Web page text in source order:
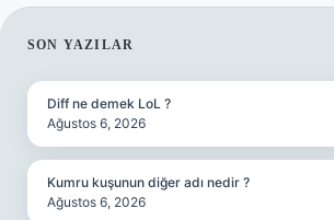
SIDEBAR
SON YAZILAR
Diff ne demek LoL ?
Ağustos 6, 2026
Kumru kuşunun diğer adı nedir ?
Ağustos 6, 2026